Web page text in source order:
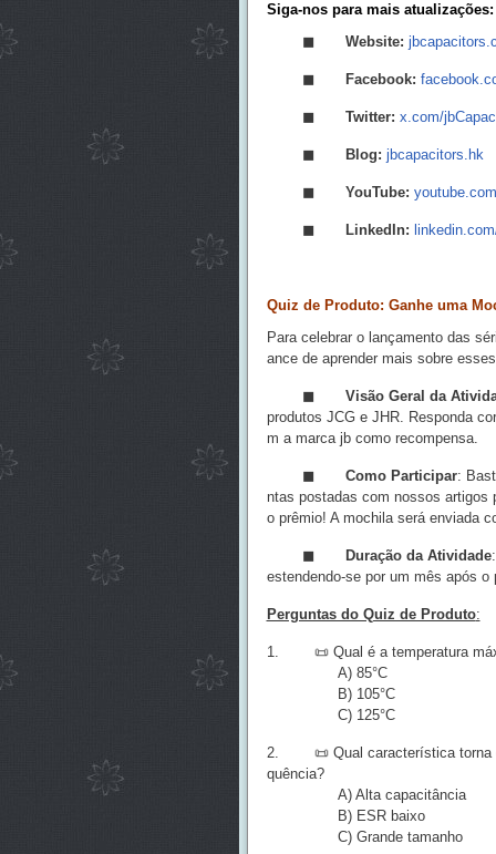
Siga-nos para mais atualizações:
◼ Website:
◼ Facebook:
◼ Twitter: x.com/
◼ Blog: jbcapacitors.hk
◼ YouTube:
◼ LinkedIn:
Quiz de Produto: Ganhe uma
Para celebrar o lançamento das
ance de aprender mais sobre
◼ Visão Geral da
produtos JCG e JHR. Responda
m a marca jb como recompensa.
◼ Como Participar:
ntas postadas com nossos artigos
o prêmio! A mochila será enviada
◼ Duração da Atividade
estendendo-se por um mês após o
Perguntas do Quiz de Produto:
1. 📜 Qual é a temperatura
A) 85°C
B) 105°C
C) 125°C
2. 📜 Qual característica torna os
quência?
A) Alta capacitância
B) ESR baixo
C) Grande tamanho